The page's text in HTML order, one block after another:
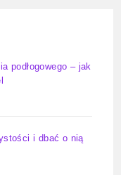
podłogowego – jak
i dbać o nią